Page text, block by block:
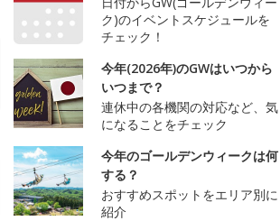
ク)のイベントスケジュールを
チェック！
今年(2026年)のGWはいつから
いつまで？
連休中の各機関の対応など、気
になることをチェック
今年のゴールデンウィークは何
する？
おすすめスポットをエリア別に
紹介